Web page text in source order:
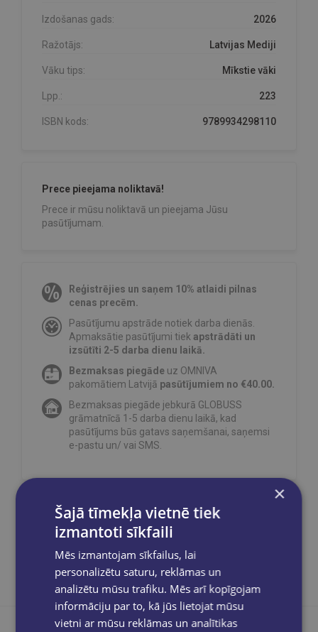
Izdošanas gads: 2026
Ražotājs: Latvijas Mediji
Vāku tips: Mīkstie vāki
Lpp.: 223
ISBN kods: 9789934298110
Prece pieejama noliktavā!
Prece ir mūsu noliktavā un pieejama Jūsu
pasūtījumam.
Reģistrējies un saņem 10% atlaidi pilnas
cenas precēm.
Pasūtījumu apstrāde notiek darba dienās.
Apmaksātie pasūtījumi tiek apstrādāti un
izsūtīti 2-5 darba dienu laikā.
Bezmaksas piegāde uz OMNIVA
pakomātiem Latvijā pasūtījumiem no €40.00.
Bezmaksas piegāde jebkurā GLOBUSS
grāmatnīcā 1-5 darba dienu laikā, kad
pasūtījums būs gatavs saņemšanai, saņemsi
e-pastu un/ vai SMS.
Dalies sociālajos tīklos:
×
Šajā tīmekļa vietnē tiek
izmantoti sīkfaili
Mēs izmantojam sīkfailus, lai
personalizētu saturu, reklāmas un
analizētu mūsu trafiku. Mēs arī kopīgojam
informāciju par to, kā jūs lietojat mūsu
vietni ar mūsu reklāmas un analītikas